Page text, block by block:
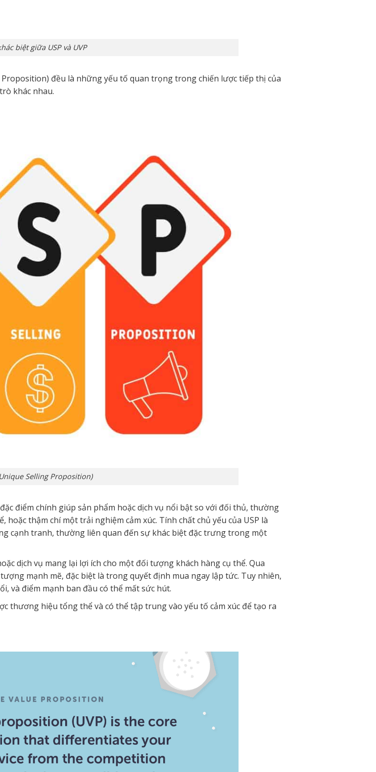
biệt giữa USP và UVP
Proposition) đều là những yếu tố quan trọng trong chiến lược tiếp thị của
khác nhau.
Selling Proposition)
điểm chính giúp sản phẩm hoặc dịch vụ nổi bật so với đối thủ, thường
thậm chí một trải nghiệm cảm xúc. Tính chất chủ yếu của USP là
cạnh tranh, thường liên quan đến sự khác biệt đặc trưng trong một
dịch vụ mang lại lợi ích cho một đối tượng khách hàng cụ thể. Qua
mạnh mẽ, đặc biệt là trong quyết định mua ngay lập tức. Tuy nhiên,
và điểm mạnh ban đầu có thể mất sức hút.
thương hiệu tổng thể và có thể tập trung vào yếu tố cảm xúc để tạo ra